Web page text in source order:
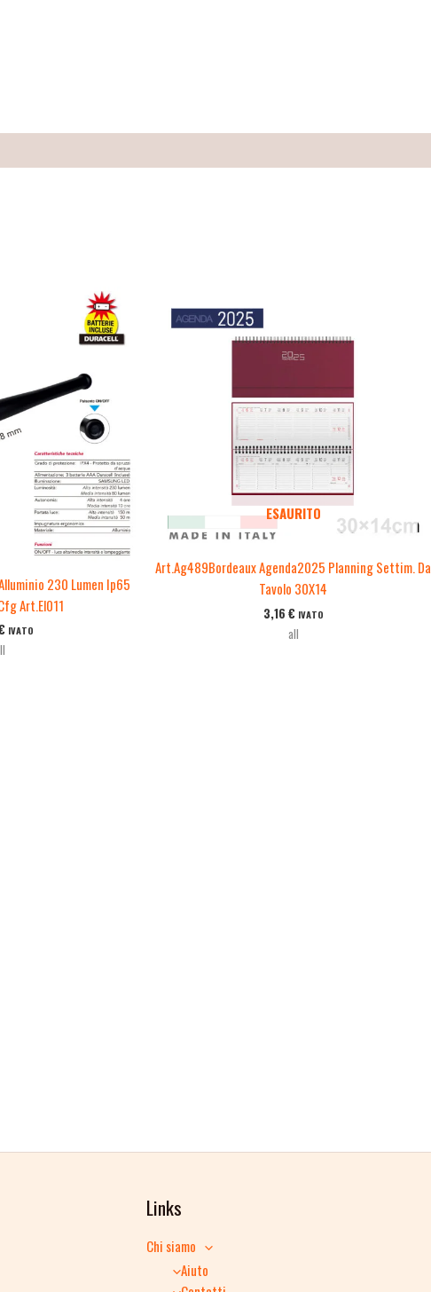
230 Lumen Ip65
Art.El011
IVATO
ESAURITO
Art.Ag489Bordeaux Agenda2025 Planning Settim. Da
Tavolo 30X14
3,16 € IVATO
all
Links
Chi siamo
Aiuto